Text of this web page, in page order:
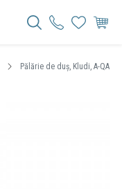
Pălărie de duș, Kludi, A-QA,